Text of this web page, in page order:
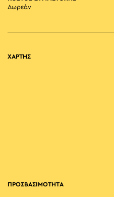
Δωρεάν
ΧΑΡΤΗΣ
ΠΡΟΣΒΑΣΙΜΟΤΗΤΑ